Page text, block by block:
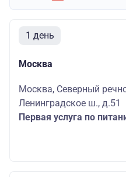
1 день
Москва
Москва, Северный
Ленинградское ш., д.51
Первая услуга по